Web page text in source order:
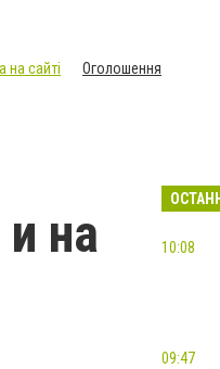
на сайті
Оголошення
на
10:08
09:47